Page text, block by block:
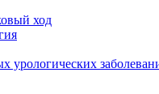
ход
урологических